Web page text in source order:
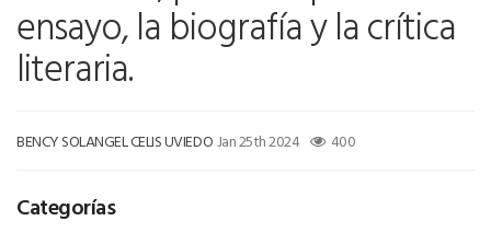
ensayo, la biografía y la crítica
literaria.
BENCY SOLANGEL CELIS UVIEDOJan 25th 2024 400
Categorías